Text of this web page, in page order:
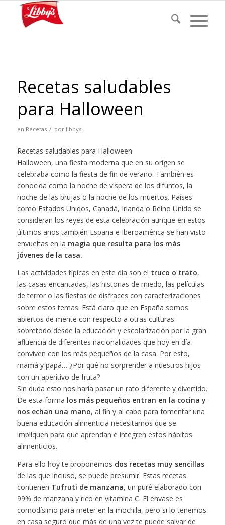
Recetas saludables
para Halloween
en Recetas / por libbys
Recetas saludables para Halloween
Halloween, una fiesta moderna que en su origen se
celebraba como la fiesta de fin de verano. También es
conocida como la noche de víspera de los difuntos, la
noche de las brujas o la noche de los muertos. Países
como Estados Unidos, Canadá, Irlanda o Reino Unido se
consideran los reyes de esta celebración aunque en estos
últimos años también España e Iberoamérica se han visto
envueltas en la magia que resulta para los más
jóvenes de la casa.
Las actividades típicas en este día son el truco o trato,
las casas encantadas, las historias de miedo, las películas
de terror o las fiestas de disfraces con caracterizaciones
sobre estos temas. Está claro que en España somos
abiertos de mente con respecto a otras culturas
sobretodo desde la educación y escolarización por la gran
afluencia de diferentes nacionalidades que hoy en día
conviven con los más pequeños de la casa. Por esto,
mamá y papá… ¿Por qué no sorprender a nuestros hijos
con un aperitivo de fruta?
Sin duda esto nos haría pasar un rato diferente y divertido.
De esta forma los más pequeños entran en la cocina y
nos echan una mano, al fin y al cabo para fomentar una
buena educación alimenticia necesitamos que se
impliquen para que aprendan e integren estos hábitos
alimenticios.
Para ello hoy te proponemos dos recetas muy sencillas
de las que incluso, se puede presumir. Estas recetas
contienen Tufruti de manzana, un puré elaborado con
99% de manzana y rico en vitamina C. El envase es
comodísimo para meter en la mochila, pero si lo tenemos
en casa seguro que más de una vez te puede salvar de